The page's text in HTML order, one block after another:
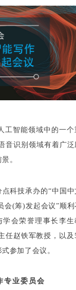
工智能领域中的一个
音识别领域有着广泛
。
科技承办的“中国中
会(筹)发起会议”顺利
会荣誉理事长李生
任赵铁军教授，以及
参加了会议。
专业委员会